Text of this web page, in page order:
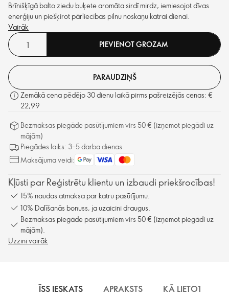
Brīnišķīgā balto ziedu buķete aromāta sirdī mirdz, iemiesojot dīvas
enerģiju un piešķirot pārliecības pilnu noskaņu katrai dienai.
Vairāk
PIEVIENOT GROZAM
PARAUDZIŅŠ
Zemākā cena pēdējo 30 dienu laikā pirms pašreizējās cenas: €
22,99
Bezmaksas piegāde pasūtījumiem virs 50 € (izņemot piegādi uz
mājām)
Piegādes laiks: 3–5 darba dienas
Maksājuma veidi:
Kļūsti par Reģistrētu klientu un izbaudi priekšrocības!
15% naudas atmaksa par katru pasūtījumu.
10% Dalīšanās bonuss, ja uzaicini draugus.
Bezmaksas piegāde pasūtījumiem virs 50 € (izņemot piegādi uz
mājām).
Uzzini vairāk
ĪSS IESKATS APRAKSTS KĀ LIETOT